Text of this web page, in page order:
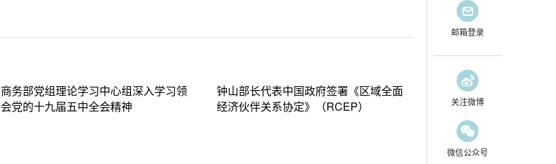
商务部党组理论学习中心组深入学习领
会党的十九届五中全会精神
钟山部长代表中国政府签署《区域全面
经济伙伴关系协定》（RCEP）
邮箱登录
关注微博
微信公众号